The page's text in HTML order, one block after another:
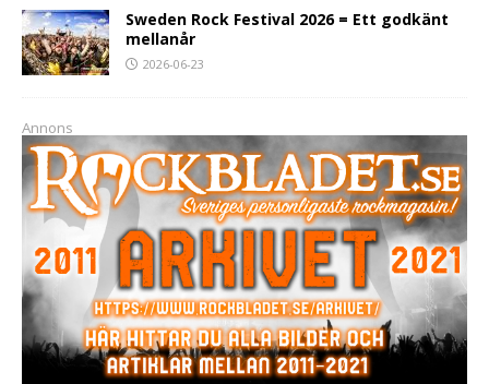
Sweden Rock Festival 2026 = Ett godkänt
mellanår
2026-06-23
Annons